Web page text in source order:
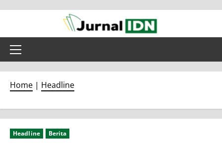
content
Primary
Home | Headline
Headline Berita